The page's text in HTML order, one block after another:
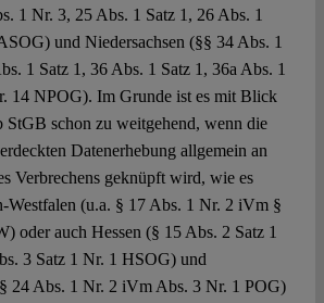
1 Nr. 3, 25 Abs. 1 Satz 1, 26 Abs. 1
und Niedersachsen (§§ 34 Abs. 1
1 Satz 1, 36 Abs. 1 Satz 1, 36a Abs. 1
14 NPOG). Im Grunde ist es mit Blick
StGB schon zu weitgehend, wenn die
Datenerhebung allgemein an
Verbrechens geknüpft wird, wie es
Westfalen (u.a. § 17 Abs. 1 Nr. 2 iVm §
oder auch Hessen (§ 15 Abs. 2 Satz 1
3 Satz 1 Nr. 1 HSOG) und
24 Abs. 1 Nr. 2 iVm Abs. 3 Nr. 1 POG)